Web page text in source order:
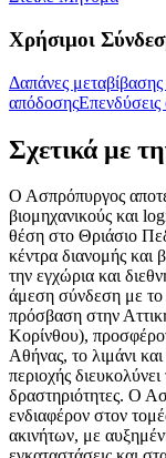
Χρήσιμοι
Δαπάνες μεταβίβασης
απόδοσηςΕπενδύσεις
Σχετικά με
Ο Ασπρόπυργος
βιομηχανικούς και
θέση στο Θριάσιο
κέντρα διανομής και
την εγχώρια και
άμεση σύνδεση με το
πρόσβαση στην
Κορίνθου),
Αθήνας, το λιμάνι
περιοχής
δραστηριότητες. Ο
ενδιαφέρον στον
ακινήτων, με